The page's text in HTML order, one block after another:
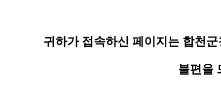
귀하가 접속하신 페이지는 합천
불편을